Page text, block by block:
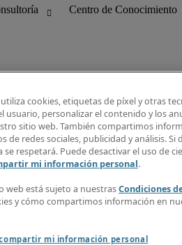
Guía
Centro
Recibe
cookies, etiquetas de píxel y otras
usuario, personalizar el contenido y los
sitio web. También compartimos
de redes sociales, publicidad y análisis.
se respetará. Puede desactivar el uso de
mi información personal.
web está sujeto a nuestrasCondiciones
y cómo compartimos información en
mi información personal